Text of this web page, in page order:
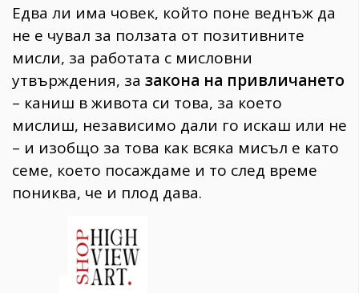
Едва ли има човек, който поне веднъж да
не е чувал за ползата от позитивните
мисли, за работата с мисловни
утвърждения, за закона на привличането
– каниш в живота си това, за което
мислиш, независимо дали го искаш или не
– и изобщо за това как всяка мисъл е като
семе, което посаждаме и то след време
пониква, че и плод дава.